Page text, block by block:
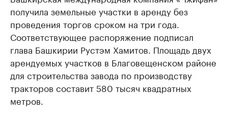
получила земельные участки в аренду без
проведения торгов сроком на три года.
Соответствующее распоряжение подписал
глава Башкирии Рустэм Хамитов. Площадь двух
арендуемых участков в Благовещенском районе
для строительства завода по производству
тракторов составит 580 тысяч квадратных
метров.